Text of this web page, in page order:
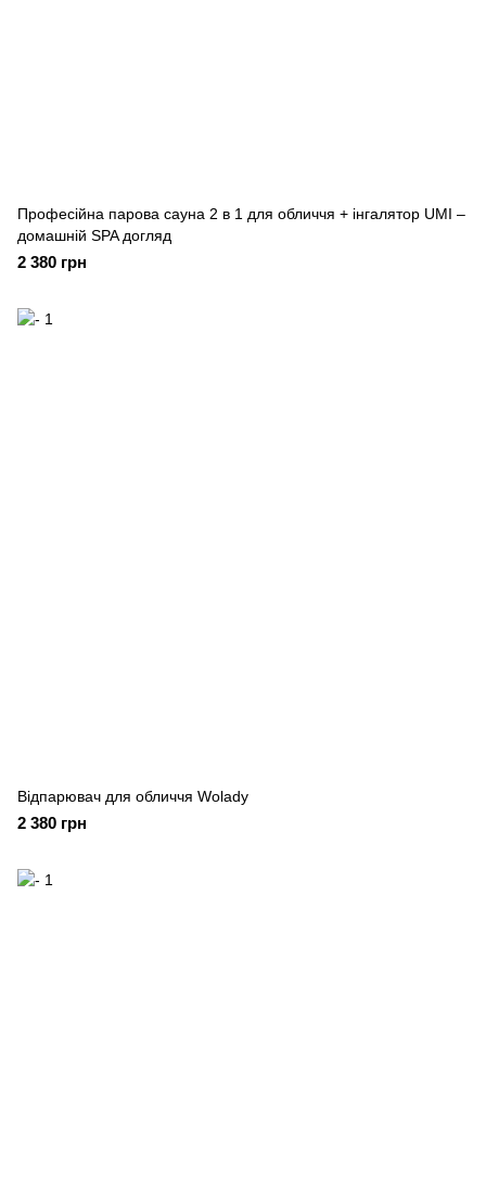
Професійна парова сауна 2 в 1 для обличчя + інгалятор UMI –
домашній SPA догляд
2 380 грн
Відпарювач для обличчя Wolady
2 380 грн